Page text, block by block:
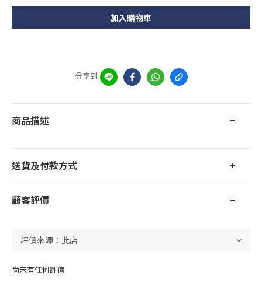
加入購物車
分享到
商品描述
送貨及付款方式
顧客評價
尚未有任何評價